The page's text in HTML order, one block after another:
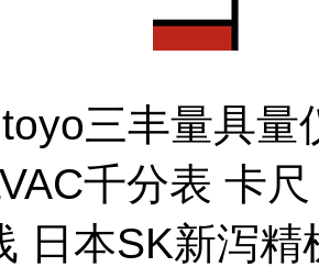
三丰量具
千分表 卡
日本SK新泻